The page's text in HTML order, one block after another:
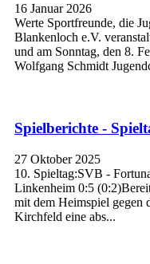
16 Januar 2026
Werte Sportfreunde, die
Blankenloch e.V.
und am Sonntag, den 8.
Wolfgang Schmidt
Spielberichte -
27 Oktober 2025
10. Spieltag:SVB -
Linkenheim 0:5
mit dem Heimspiel gegen
Kirchfeld eine abs...